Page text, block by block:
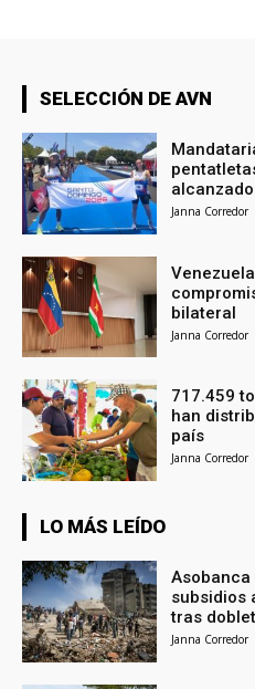
SELECCIÓN DE AVN
Janna Corredor
bilateral
Janna Corredor
717.459
han
país
Janna Corredor
LO MÁS LEÍDO
subsidios
tras
Janna Corredor